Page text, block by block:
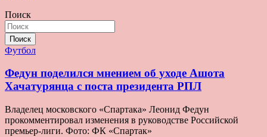
Поиск
Поиск
Футбол
Федун поделился мнением об уходе Ашота
Хачатурянца с поста президента РПЛ
Владелец московского «Спартака» Леонид Федун
прокомментировал изменения в руководстве Российской
премьер-лиги. Фото: ФК «Спартак»